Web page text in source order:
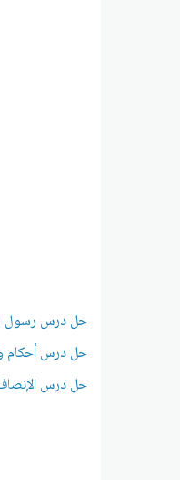
حل درس رسول
حل درس أحكام
حل درس